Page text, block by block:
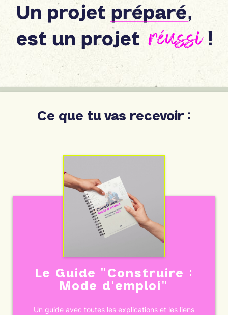
Ce que tu vas recevoir :
Le Guide "Construire :
Mode d'emploi"
Un guide avec toutes les explications et les liens